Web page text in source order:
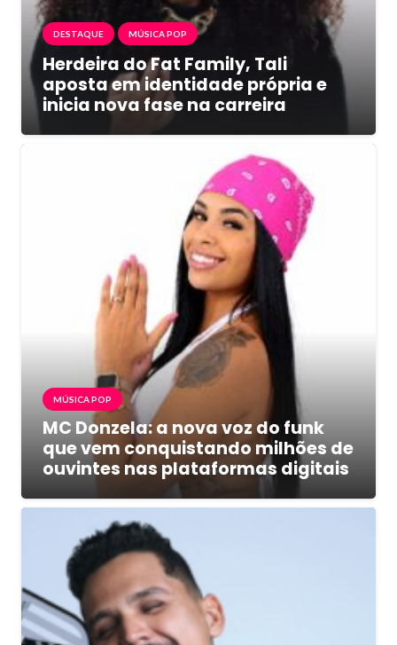
DESTAQUE MÚSICA POP
Herdeira do Fat Family, Tali
aposta em identidade própria e
inicia nova fase na carreira
MÚSICA POP
MC Donzela: a nova voz do funk
que vem conquistando milhões de
ouvintes nas plataformas digitais